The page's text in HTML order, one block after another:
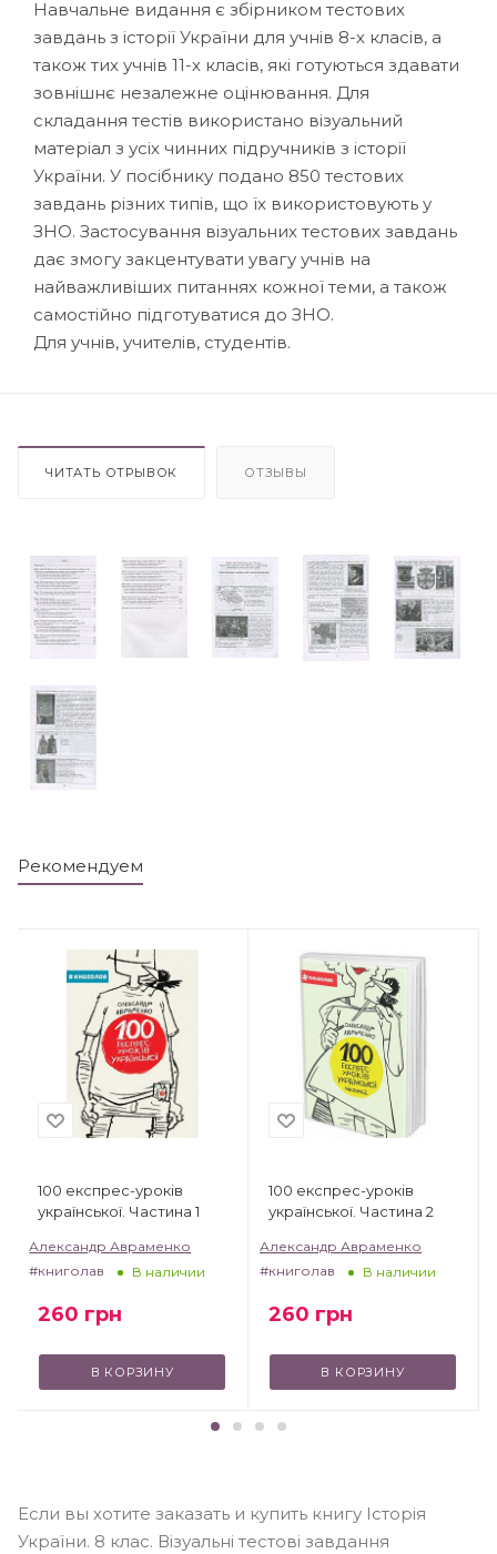
Навчальне видання є збірником тестових
завдань з історії України для учнів 8-х класів, а
також тих учнів 11-х класів, які готуються здавати
зовнішнє незалежне оцінювання. Для
складання тестів використано візуальний
матеріал з усіх чинних підручників з історії
України. У посібнику подано 850 тестових
завдань різних типів, що їх використовують у
ЗНО. Застосування візуальних тестових завдань
дає змогу закцентувати увагу учнів на
найважливіших питаннях кожної теми, а також
самостійно підготуватися до ЗНО.
Для учнів, учителів, студентів.
ЧИТАТЬ ОТРЫВОК ОТЗЫВЫ
Рекомендуем
100 експрес-уроків
української. Частина 1
Александр Авраменко
#книголав
В наличии
260 грн
В КОРЗИНУ
100 експрес-уроків
української. Частина 2
Александр Авраменко
#книголав
В наличии
260 грн
В КОРЗИНУ
Если вы хотите заказать и купить книгу Історія
України. 8 клас. Візуальні тестові завдання